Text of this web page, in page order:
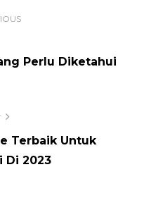
Perlu Diketahui
Terbaik Untuk
Di 2023